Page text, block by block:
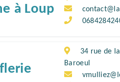
à Loup
34 rue de
Baroeul